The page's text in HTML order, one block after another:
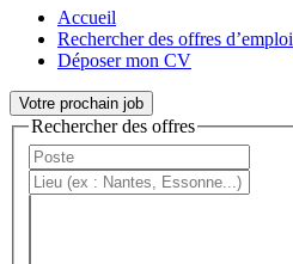
Accueil
Rechercher des offres d’emploi
Déposer mon CV
Votre prochain job
Rechercher des offres